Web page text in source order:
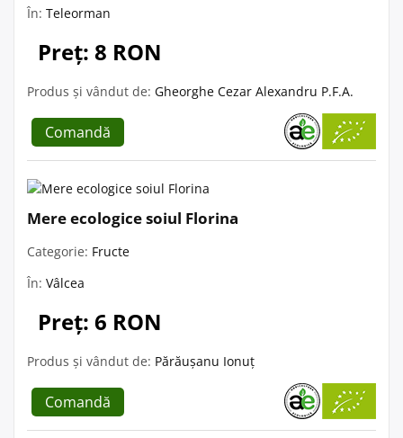
În: Teleorman
Preț: 8 RON
Produs și vândut de: Gheorghe Cezar Alexandru P.F.A.
Comandă
Mere ecologice soiul Florina
Categorie: Fructe
În: Vâlcea
Preț: 6 RON
Produs și vândut de: Părăușanu Ionuț
Comandă